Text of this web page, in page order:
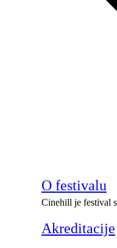
O festivalu
Cinehill je festival
Akreditacije